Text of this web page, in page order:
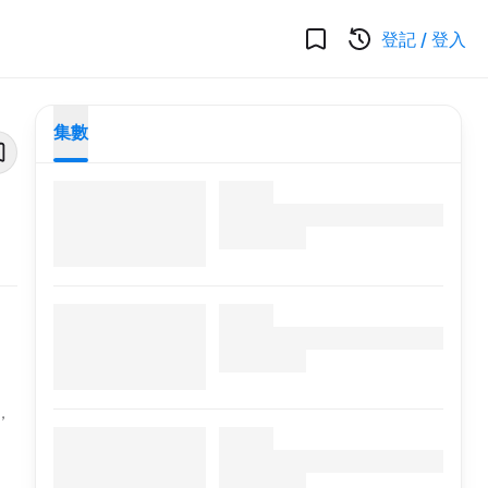
登記 / 登入
集數